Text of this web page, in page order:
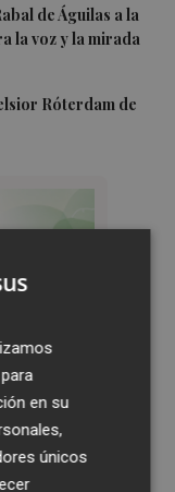
de Águilas a la
la voz y la mirada
Róterdam de
en su
únicos